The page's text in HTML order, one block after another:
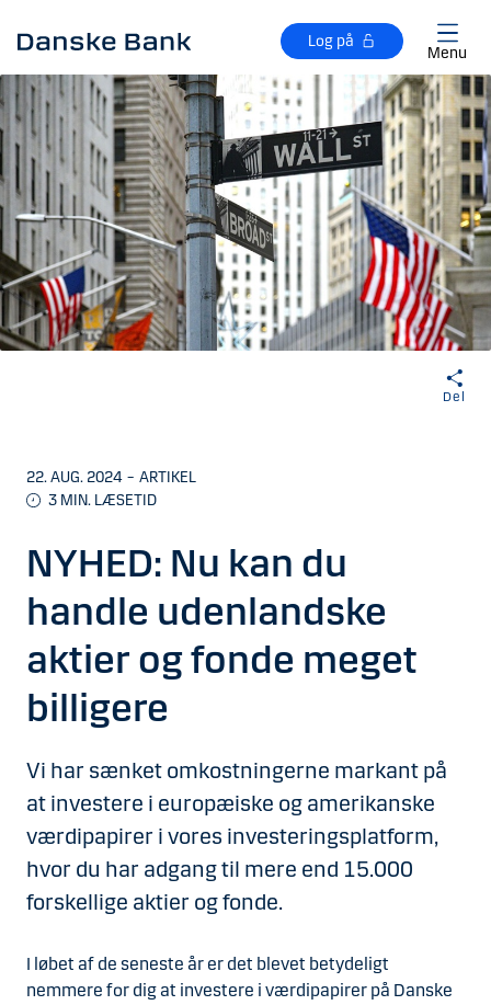
Log på
Menu
Del
22. AUG. 2024 – ARTIKEL
3 MIN. LÆSETID
NYHED: Nu kan du
handle udenlandske
aktier og fonde meget
billigere
Vi har sænket omkostningerne markant på
at investere i europæiske og amerikanske
værdipapirer i vores investeringsplatform,
hvor du har adgang til mere end 15.000
forskellige aktier og fonde.
I løbet af de seneste år er det blevet betydeligt
nemmere for dig at investere i værdipapirer på Danske